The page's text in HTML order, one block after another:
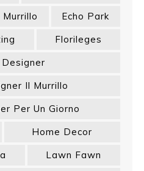
Echo Park
Florileges
Il Murrillo
Per Un Giorno
Home Decor
Lawn Fawn